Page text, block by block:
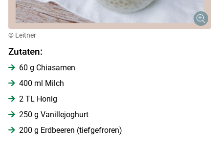
© Leitner
Zutaten:
60 g Chiasamen
400 ml Milch
2 TL Honig
250 g Vanillejoghurt
200 g Erdbeeren (tiefgefroren)